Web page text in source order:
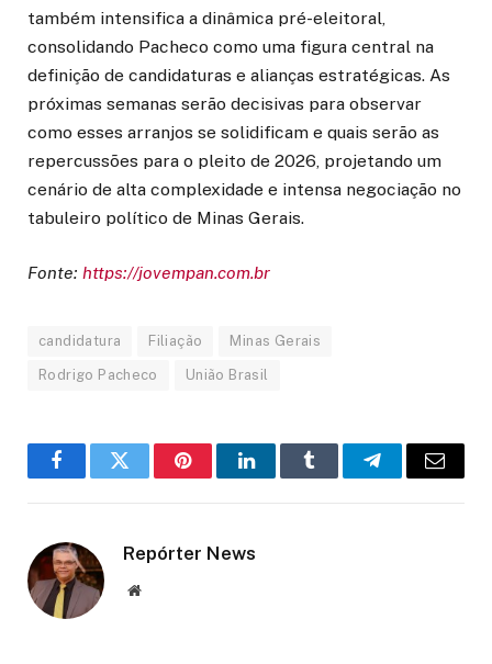
também intensifica a dinâmica pré-eleitoral,
consolidando Pacheco como uma figura central na
definição de candidaturas e alianças estratégicas. As
próximas semanas serão decisivas para observar
como esses arranjos se solidificam e quais serão as
repercussões para o pleito de 2026, projetando um
cenário de alta complexidade e intensa negociação no
tabuleiro político de Minas Gerais.
Fonte: https://jovempan.com.br
candidatura Filiação Minas Gerais
Rodrigo Pacheco União Brasil
FacebookTwitter PinterestLinkedInTumblr TelegramEmail
Repórter News
Website